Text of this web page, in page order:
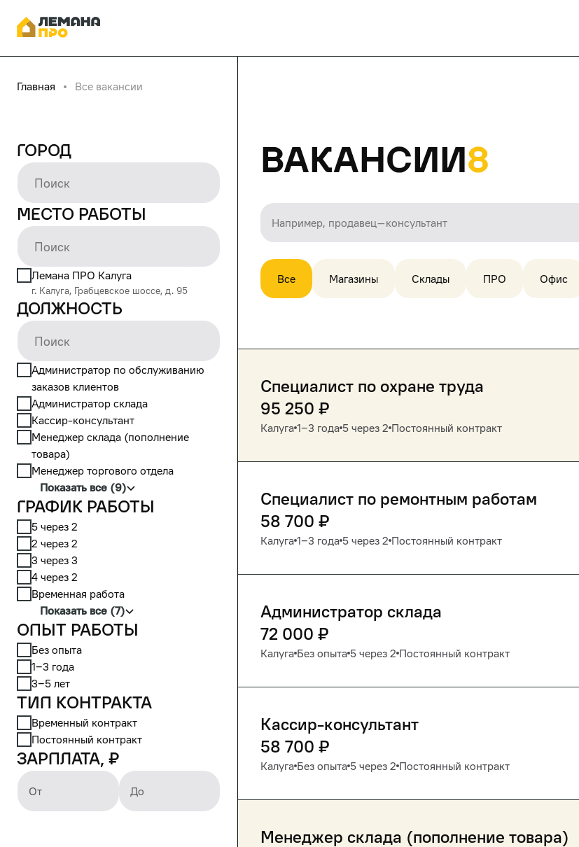
Главная Все вакансии
Город
Место работы
Лемана ПРО Калуга
г. Калуга, Грабцевское шоссе, д. 95
Должность
Администратор по обслуживанию
заказов клиентов
Администратор склада
Кассир-консультант
Менеджер склада (пополнение
товара)
Менеджер торгового отдела
Показать все (9)
График работы
5 через 2
2 через 2
3 через 3
4 через 2
Временная работа
Показать все (7)
Опыт работы
Без опыта
1‒3 года
3‒5 лет
Тип контракта
Временный контракт
Постоянный контракт
Зарплата, ₽
От До
Вакансии8
Все Магазины Склады ПРО Офис
Специалист по охране труда
95 250 ₽
Калуга 1‒3 года 5 через 2 Постоянный контракт
Специалист по ремонтным работам
58 700 ₽
Калуга 1‒3 года 5 через 2 Постоянный контракт
Администратор склада
72 000 ₽
Калуга Без опыта 5 через 2 Постоянный контракт
Кассир-консультант
58 700 ₽
Калуга Без опыта 5 через 2 Постоянный контракт
Менеджер склада (пополнение товара)